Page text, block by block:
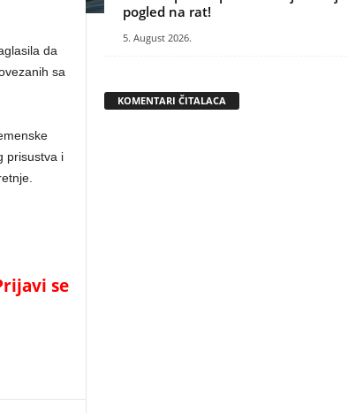
da
sa
prisustva i
se
pogled na rat!
5. August 2026.
KOMENTARI ČITALACA